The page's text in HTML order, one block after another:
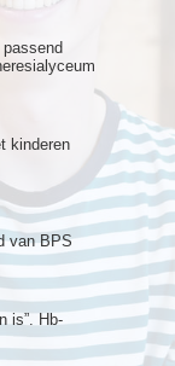
kinderen
van BPS
is”. Hb-